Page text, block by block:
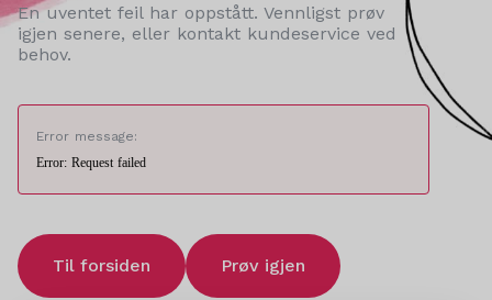
En uventet feil har oppstått. Vennligst prøv
igjen senere, eller kontakt kundeservice ved
behov.
Error message:
Error: Request failed
Til forsiden Prøv igjen